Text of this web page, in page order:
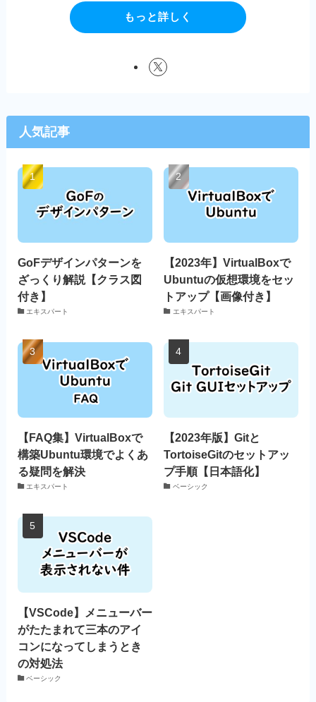
もっと詳しく
人気記事
GoFデザインパターンを
ざっくり解説【クラス図
付き】
エキスパート
【2023年】VirtualBoxで
Ubuntuの仮想環境をセッ
トアップ【画像付き】
エキスパート
【FAQ集】VirtualBoxで
構築Ubuntu環境でよくあ
る疑問を解決
エキスパート
【2023年版】Gitと
TortoiseGitのセットアッ
プ手順【日本語化】
ベーシック
【VSCode】メニューバー
がたたまれて三本のアイ
コンになってしまうとき
の対処法
ベーシック